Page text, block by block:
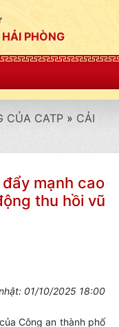
PHÒNG
CỦA CATP » CẢI
mạnh cao
thu hồi vũ
01/10/2025 18:00
Công an thành phố